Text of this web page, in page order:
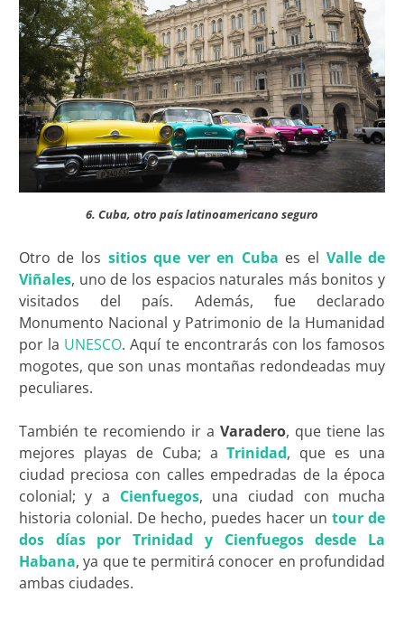
6. Cuba, otro país latinoamericano seguro
Otro de los sitios que ver en Cuba es el Valle de
Viñales, uno de los espacios naturales más bonitos y
visitados del país. Además, fue declarado
Monumento Nacional y Patrimonio de la Humanidad
por la UNESCO. Aquí te encontrarás con los famosos
mogotes, que son unas montañas redondeadas muy
peculiares.
También te recomiendo ir aVaradero, que tiene las
mejores playas de Cuba; aTrinidad, que es una
ciudad preciosa con calles empedradas de la época
colonial; y a Cienfuegos, una ciudad con mucha
historia colonial. De hecho, puedes hacer untour de
dos días por Trinidad y Cienfuegos desde La
Habana, ya que te permitirá conocer en profundidad
ambas ciudades.